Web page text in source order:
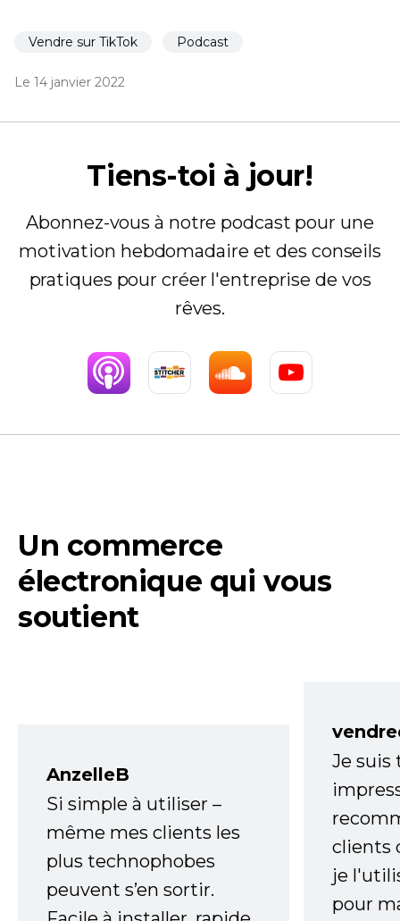
Vendre sur TikTok Podcast
Le 14 janvier 2022
Tiens-toi à jour!
Abonnez-vous à notre podcast pour une
motivation hebdomadaire et des conseils
pratiques pour créer l'entreprise de vos
rêves.
Un commerce
électronique qui vous
soutient
AnzelleB
Si simple à utiliser –
même mes clients les
plus technophobes
peuvent s’en sortir.
Je
clients
je
pour